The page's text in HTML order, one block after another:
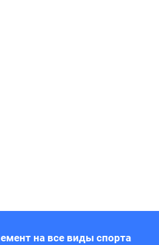
на все виды спорта